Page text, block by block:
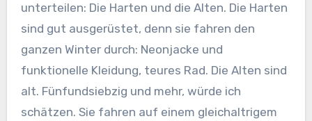
unterteilen: Die Harten und die Alten. Die Harten
sind gut ausgerüstet, denn sie fahren den
ganzen Winter durch: Neonjacke und
funktionelle Kleidung, teures Rad. Die Alten sind
alt. Fünfundsiebzig und mehr, würde ich
schätzen. Sie fahren auf einem gleichaltrigem